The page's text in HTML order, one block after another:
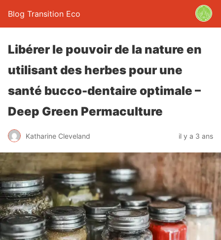
Blog Transition Eco
Libérer le pouvoir de la nature en
utilisant des herbes pour une
santé bucco-dentaire optimale –
Deep Green Permaculture
Katharine Cleveland il y a 3 ans